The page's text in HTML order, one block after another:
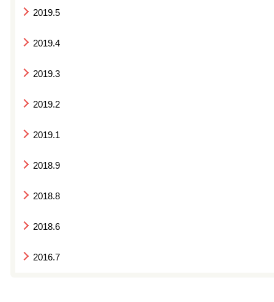
2019.5
2019.4
2019.3
2019.2
2019.1
2018.9
2018.8
2018.6
2016.7